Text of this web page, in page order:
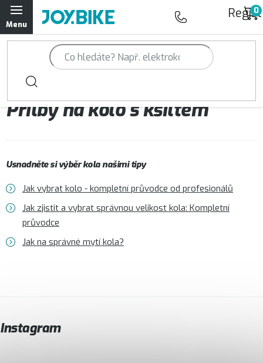
Přejít
na
obsah
Trailová kola Qayron
Horská kola Qayron
Dámská horská kola Qayron
Doplňky a oblečení Qayron
Kontakt Servisní a výdejní místa
Přilby na kolo s kšiltem
Usnadněte si výběr kola našimi tipy
Jak vybrat kolo - kompletní průvodce od profesionálů
Jak zjistit a vybrat správnou velikost kola: Kompletní
průvodce
Jak na správné mytí kola?
Instagram